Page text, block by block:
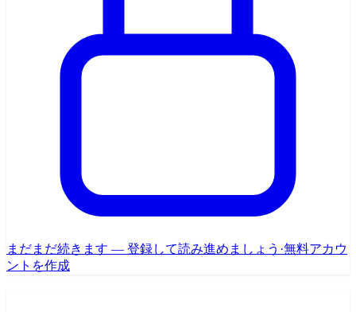
まだまだ続きます — 登録して読み進めましょう ·無料アカウ
ントを作成